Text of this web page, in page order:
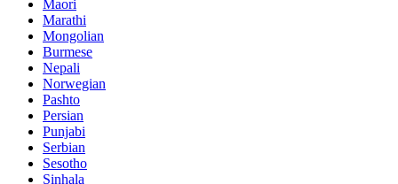
Maori
Marathi
Mongolian
Burmese
Nepali
Norwegian
Pashto
Persian
Punjabi
Serbian
Sesotho
Sinhala